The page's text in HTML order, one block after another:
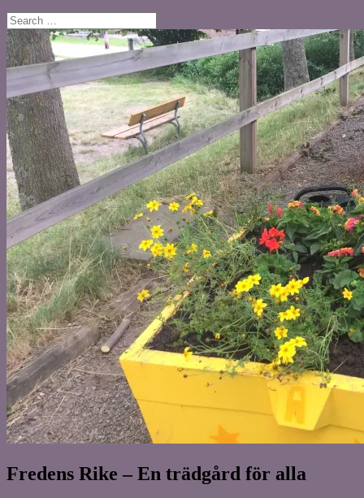
Search
for:
Fredens Rike – En trädgård för alla